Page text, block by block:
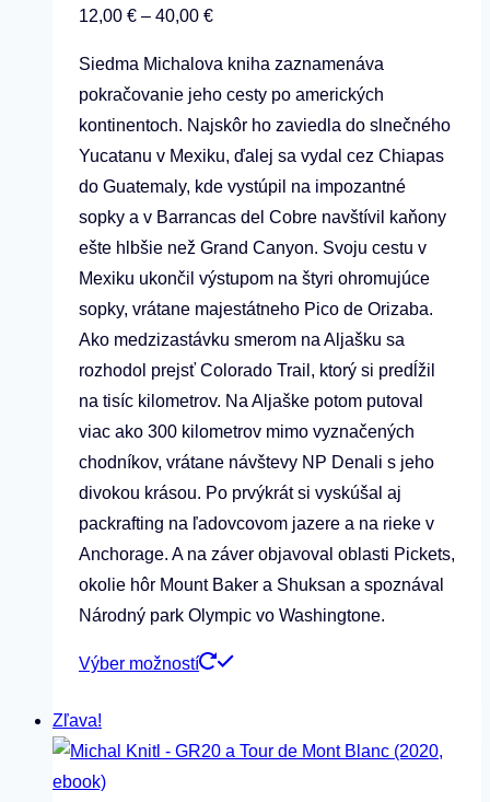
12,00 € – 40,00 €Price
12,00 €
through
40,00 €
Siedma Michalova kniha zaznamenáva
pokračovanie jeho cesty po amerických
kontinentoch. Najskôr ho zaviedla do slnečného
Yucatanu v Mexiku, ďalej sa vydal cez Chiapas
do Guatemaly, kde vystúpil na impozantné
sopky a v Barrancas del Cobre navštívil kaňony
ešte hlbšie než Grand Canyon. Svoju cestu v
Mexiku ukončil výstupom na štyri ohromujúce
sopky, vrátane majestátneho Pico de Orizaba.
Ako medzizastávku smerom na Aljašku sa
rozhodol prejsť Colorado Trail, ktorý si predĺžil
na tisíc kilometrov. Na Aljaške potom putoval
viac ako 300 kilometrov mimo vyznačených
chodníkov, vrátane návštevy NP Denali s jeho
divokou krásou. Po prvýkrát si vyskúšal aj
packrafting na ľadovcovom jazere a na rieke v
Anchorage. A na záver objavoval oblasti Pickets,
okolie hôr Mount Baker a Shuksan a spoznával
Národný park Olympic vo Washingtone.
Výber možností
Tento
viacero
Zľava!